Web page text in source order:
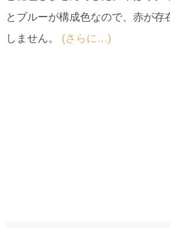
とブルーが構成色なので、赤が存
しません。 (さらに…)